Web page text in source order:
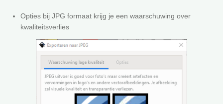
Opties bij JPG formaat krijg je een waarschuwing over
kwaliteitsverlies